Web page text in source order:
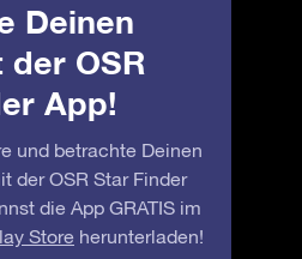
Deinen
OSR
App!
und betrachte Deinen
der OSR Star Finder
die App GRATIS im
Store herunterladen!